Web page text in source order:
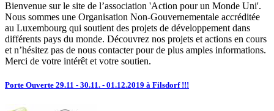
Bienvenue sur le site de l’association 'Action pour un Monde Uni'.
Nous sommes une Organisation Non-Gouvernementale accréditée
au Luxembourg qui soutient des projets de développement dans
différents pays du monde. Découvrez nos projets et actions en cours
et n’hésitez pas de nous contacter pour de plus amples informations.
Merci de votre intérêt et votre soutien.
Porte Ouverte 29.11 - 30.11. - 01.12.2019 à Filsdorf !!!